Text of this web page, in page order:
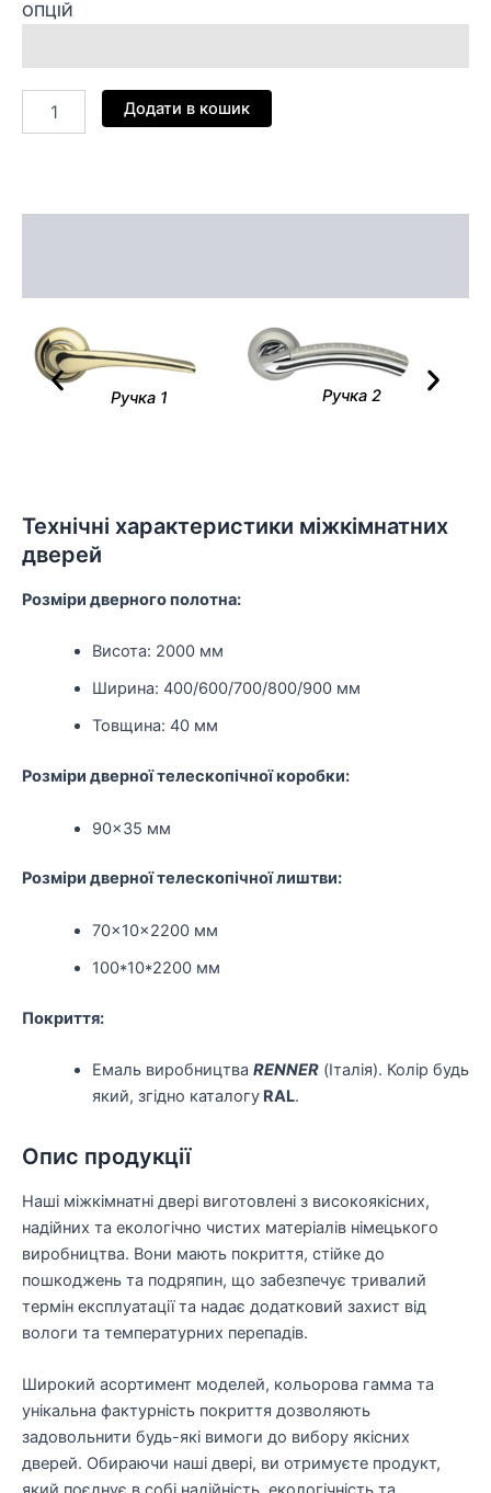
ОПЦІЙ
Додати в кошик
Ручка 1 Ручка 2
Технічні характеристики міжкімнатних
дверей
Розміри дверного полотна:
Висота: 2000 мм
Ширина: 400/600/700/800/900 мм
Товщина: 40 мм
Розміри дверної телескопічної коробки:
90×35 мм
Розміри дверної телескопічної лиштви:
70×10×2200 мм
100*10*2200 мм
Покриття:
Емаль виробництва RENNER(Італія). Колір будь
який, згідно каталогуRAL.
Опис продукції
Наші міжкімнатні двері виготовлені з високоякісних,
надійних та екологічно чистих матеріалів німецького
виробництва. Вони мають покриття, стійке до
пошкоджень та подряпин, що забезпечує тривалий
термін експлуатації та надає додатковий захист від
вологи та температурних перепадів.
Широкий асортимент моделей, кольорова гамма та
унікальна фактурність покриття дозволяють
задовольнити будь-які вимоги до вибору якісних
дверей. Обираючи наші двері, ви отримуєте продукт,